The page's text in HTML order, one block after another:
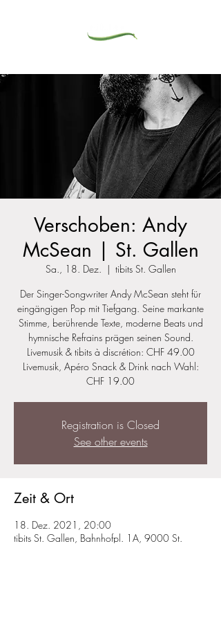
Verschoben: Andy
McSean | St. Gallen
Sa., 18. Dez.
  |
tibits St. Gallen
Der Singer-Songwriter Andy McSean steht für
eingängigen Pop mit Tiefgang. Seine markante
Stimme, berührende Texte, moderne Beats und
hymnische Refrains prägen seinen Sound.
Livemusik & tibits à discrétion: CHF 49.00
Livemusik, Apéro Snack & Drink nach Wahl:
CHF 19.00
Registration is Closed
See other events
Zeit & Ort
18. Dez. 2021, 20:00
tibits St. Gallen, Bahnhofpl. 1A, 9000 St.